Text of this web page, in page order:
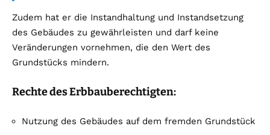
Zudem hat er die Instandhaltung und Instandsetzung
des Gebäudes zu gewährleisten und darf keine
Veränderungen vornehmen, die den Wert des
Grundstücks mindern.
Rechte des Erbbauberechtigten:
Nutzung des Gebäudes auf dem fremden Grundstück